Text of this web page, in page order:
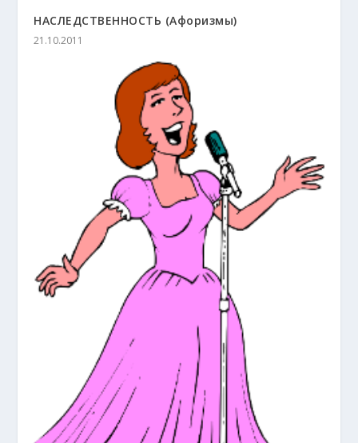
НАСЛЕДСТВЕННОСТЬ (Афоризмы)
21.10.2011